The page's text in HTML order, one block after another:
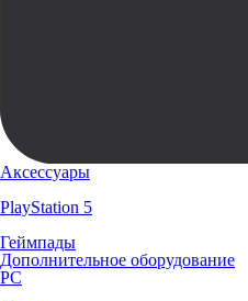
Аксессуары
PlayStation 5
Геймпады
Дополнительное оборудование
PC